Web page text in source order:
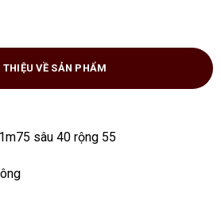
THIỆU VỀ SẢN PHẨM
sâu 40 rộng 55